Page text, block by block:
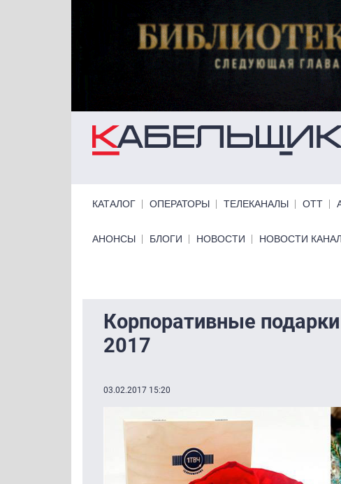
КАТАЛОГ ОПЕРАТОРЫ ТЕЛЕКАНАЛЫ ОТТ
Primary links bottom
АНОНСЫ БЛОГИ НОВОСТИ НОВОСТИ
Корпоративные
2017
03.02.2017 15:20